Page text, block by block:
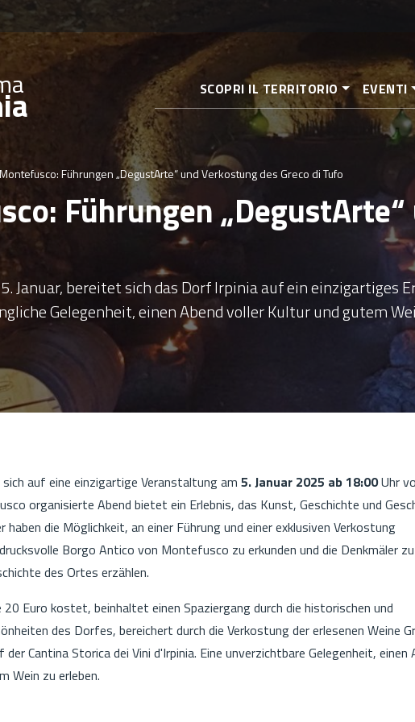
SCOPRI IL TERRITORIO EVENTI
Montefusco: Führungen „DegustArte“ und Verkostung des Greco di Tufo
Führungen
Januar, bereitet sich das Dorf Irpinia auf ein einzigartiges
Gelegenheit, einen Abend voller Kultur und gutem
auf eine einzigartige Veranstaltung am 5. Januar 2025 ab 18:00Uhr
organisierte Abend bietet ein Erlebnis, das Kunst, Geschichte und
haben die Möglichkeit, an einer Führung und einer exklusiven Verkostung
Borgo Antico von Montefusco zu erkunden und die Denkmäler zu
des Ortes erzählen.
Euro kostet, beinhaltet einen Spaziergang durch die historischen und
des Dorfes, bereichert durch die Verkostung der erlesenen Weine
Cantina Storica dei Vini d'Irpinia. Eine unverzichtbare Gelegenheit, einen
Wein zu erleben.